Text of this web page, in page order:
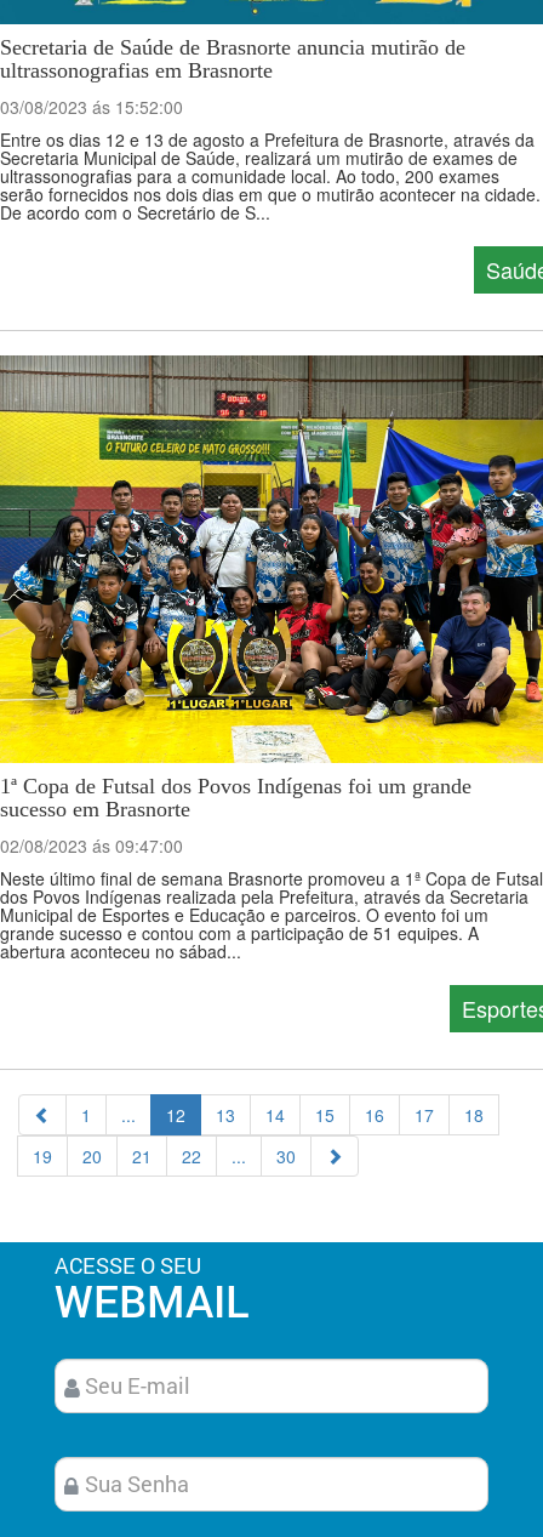
Secretaria de Saúde de Brasnorte anuncia mutirão de
ultrassonografias em Brasnorte
03/08/2023 ás 15:52:00
Entre os dias 12 e 13 de agosto a Prefeitura de Brasnorte, através da
Secretaria Municipal de Saúde, realizará um mutirão de exames de
ultrassonografias para a comunidade local. Ao todo, 200 exames
serão fornecidos nos dois dias em que o mutirão acontecer na cidade.
De acordo com o Secretário de S...
1ª Copa de Futsal dos Povos Indígenas foi um grande
sucesso em Brasnorte
02/08/2023 ás 09:47:00
Neste último final de semana Brasnorte promoveu a 1ª Copa de Futsal
dos Povos Indígenas realizada pela Prefeitura, através da Secretaria
Municipal de Esportes e Educação e parceiros. O evento foi um
grande sucesso e contou com a participação de 51 equipes. A
abertura aconteceu no sábad...
1 ... 12 13 14 15 16 17
18
19
20 21 22 ... 30
ACESSE O SEU
WEBMAIL